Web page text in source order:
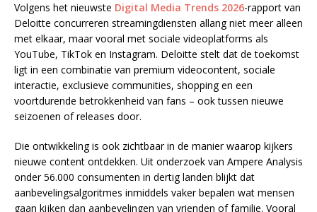
Volgens het nieuwste Digital Media Trends 2026-rapport van
Deloitte concurreren streamingdiensten allang niet meer alleen
met elkaar, maar vooral met sociale videoplatforms als
YouTube, TikTok en Instagram. Deloitte stelt dat de toekomst
ligt in een combinatie van premium videocontent, sociale
interactie, exclusieve communities, shopping en een
voortdurende betrokkenheid van fans – ook tussen nieuwe
seizoenen of releases door.
Die ontwikkeling is ook zichtbaar in de manier waarop kijkers
nieuwe content ontdekken. Uit onderzoek van Ampere Analysis
onder 56.000 consumenten in dertig landen blijkt dat
aanbevelingsalgoritmes inmiddels vaker bepalen wat mensen
gaan kijken dan aanbevelingen van vrienden of familie. Vooral